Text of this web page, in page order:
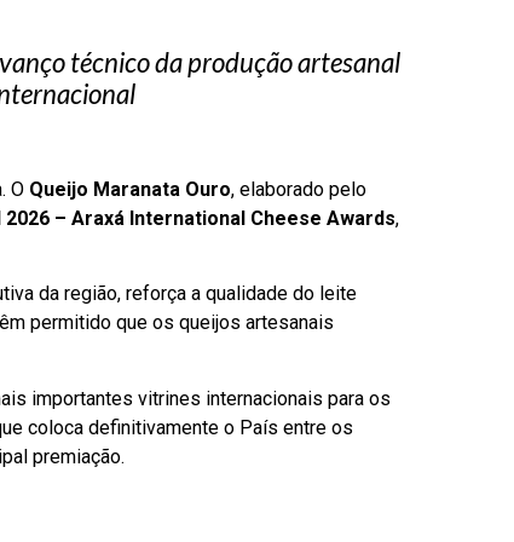
técnico da produção artesanal
O Queijo Maranata Ouro, elaborado pelo
2026 – Araxá International Cheese Awards,
da região, reforça a qualidade do leite
permitido que os queijos artesanais
importantes vitrines internacionais para os
coloca definitivamente o País entre os
premiação.